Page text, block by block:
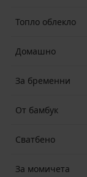
Топло облекло
Домашно
За бременни
От бамбук
Сватбено
За момичета